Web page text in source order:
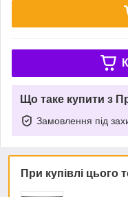
Що таке купити з
Замовлення під
При купівлі цього